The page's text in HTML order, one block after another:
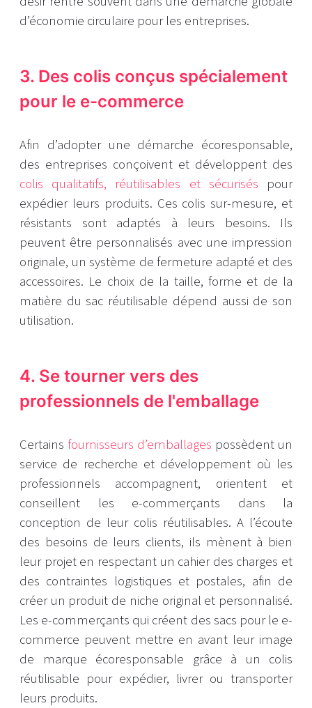
d’économie circulaire pour les entreprises.
3. Des colis conçus spécialement
pour le e-commerce
Afin d’adopter une démarche écoresponsable,
des entreprises conçoivent et développent des
colis qualitatifs, réutilisables et sécurisés pour
expédier leurs produits. Ces colis sur-mesure, et
résistants sont adaptés à leurs besoins. Ils
peuvent être personnalisés avec une impression
originale, un système de fermeture adapté et des
accessoires. Le choix de la taille, forme et de la
matière du sac réutilisable dépend aussi de son
utilisation.
4. Se tourner vers des
professionnels de l'emballage
Certains fournisseurs d’emballages possèdent un
service de recherche et développement où les
professionnels accompagnent, orientent et
conseillent les e-commerçants dans la
conception de leur colis réutilisables. A l’écoute
des besoins de leurs clients, ils mènent à bien
leur projet en respectant un cahier des charges et
des contraintes logistiques et postales, afin de
créer un produit de niche original et personnalisé.
Les e-commerçants qui créent des sacs pour le e-
commerce peuvent mettre en avant leur image
de marque écoresponsable grâce à un colis
réutilisable pour expédier, livrer ou transporter
leurs produits.